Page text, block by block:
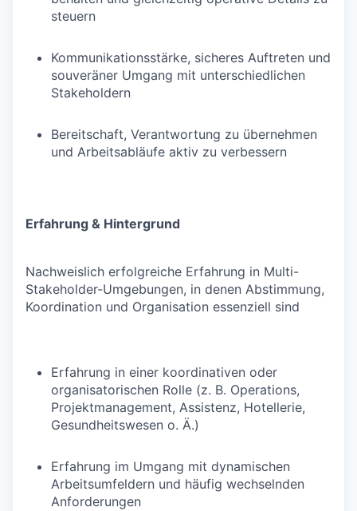
steuern
Kommunikationsstärke, sicheres Auftreten und
souveräner Umgang mit unterschiedlichen
Stakeholdern
Bereitschaft, Verantwortung zu übernehmen
und Arbeitsabläufe aktiv zu verbessern
Erfahrung & Hintergrund
Nachweislich erfolgreiche Erfahrung in Multi-
Stakeholder-Umgebungen, in denen Abstimmung,
Koordination und Organisation essenziell sind
Erfahrung in einer koordinativen oder
organisatorischen Rolle (z. B. Operations,
Projektmanagement, Assistenz, Hotellerie,
Gesundheitswesen o. Ä.)
Erfahrung im Umgang mit dynamischen
Arbeitsumfeldern und häufig wechselnden
Anforderungen